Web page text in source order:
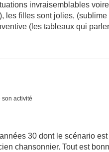
invraisemblables
les filles sont jolies,
(les tableaux qui
son activité
30 dont le scénario est
chansonnier. Tout est